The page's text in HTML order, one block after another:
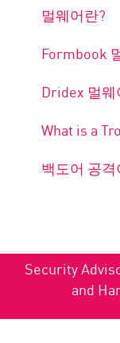
멀웨어란?
Formbook
Dridex 멀웨
What is a
백도어 공격
Security
and